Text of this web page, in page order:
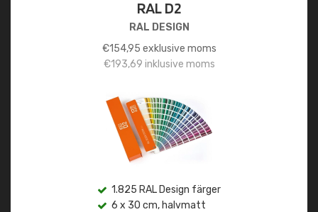
RAL D2
RAL DESIGN
€154,95 exklusive moms
€193,69 inklusive moms
1.825 RAL Design färger
6 x 30 cm, halvmatt